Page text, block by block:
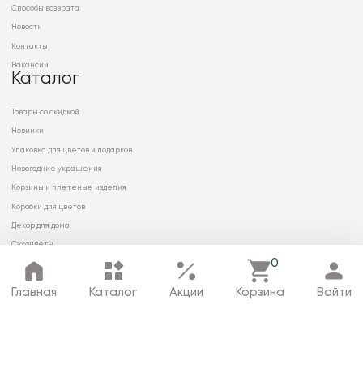
Главная Каталог Акции
0
Корзина Войти
Способы возврата
Новости
Контакты
Вакансии
Каталог
Товары со скидкой
Новинки
Упаковка для цветов и подарков
Новогодние украшения
Корзины и плетеные изделия
Коробки для цветов
Декор для дома
Сухоцветы
© 2026 ООО «МИРРЭЙ»